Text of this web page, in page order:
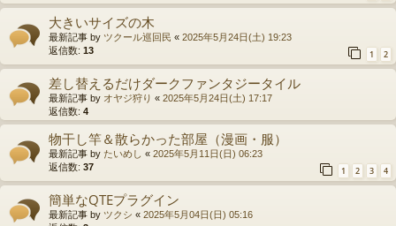
大きいサイズの木
最新記事 by ツクール巡回民 « 2025年5月24日(土) 19:23
返信数: 13 1 2
差し替えるだけダークファンタジータイル
最新記事 by オヤジ狩り « 2025年5月24日(土) 17:17
返信数: 4
物干し竿＆散らかった部屋（漫画・服）
最新記事 by たいめし « 2025年5月11日(日) 06:23
返信数: 37 1 2 3 4
簡単なQTEプラグイン
最新記事 by ツクシ « 2025年5月04日(日) 05:16